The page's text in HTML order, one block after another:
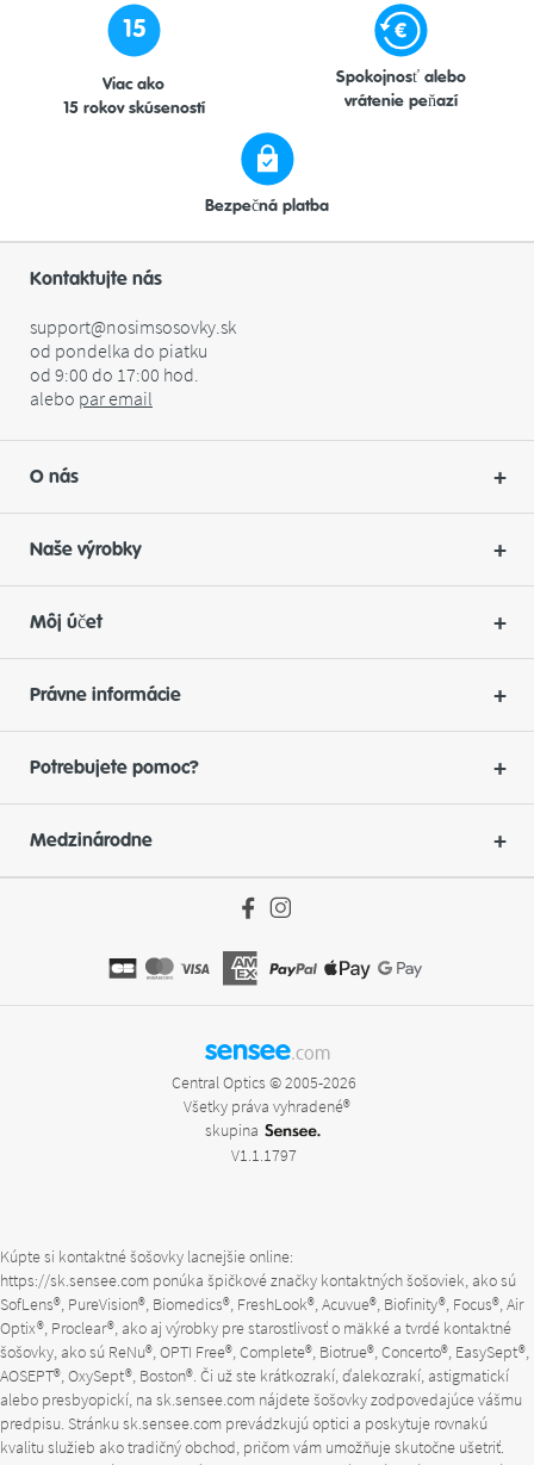
15
Viac ako
15 rokov skúseností
Bezpečná platba
Spokojnosť alebo
vrátenie peňazí
Kontaktujte nás
support@nosimsosovky.sk
od pondelka do piatku
od 9:00 do 17:00 hod.
alebo paremail
O nás
Naše výrobky
Môj účet
Právne informácie
Potrebujete pomoc?
Medzinárodne
sensee.com
Central Optics © 2005-2026
Všetky práva vyhradené®
skupina
V1.1.1797
Kúpte si kontaktné šošovky lacnejšie online:
https://sk.sensee.com ponúka špičkové značky kontaktných šošoviek, ako sú
SofLens®, PureVision®, Biomedics®, FreshLook®, Acuvue®, Biofinity®, Focus®, Air
Optix®, Proclear®, ako aj výrobky pre starostlivosť o mäkké a tvrdé kontaktné
šošovky, ako sú ReNu®, OPTI Free®, Complete®, Biotrue®, Concerto®, EasySept®,
AOSEPT®, OxySept®, Boston®. Či už ste krátkozrakí, ďalekozrakí, astigmatickí
alebo presbyopickí, na sk.sensee.com nájdete šošovky zodpovedajúce vášmu
predpisu. Stránku sk.sensee.com prevádzkujú optici a poskytuje rovnakú
kvalitu služieb ako tradičný obchod, pričom vám umožňuje skutočne ušetriť.